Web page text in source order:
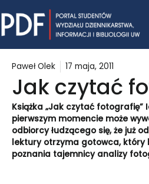
to
content
Paweł Olek 17 maja, 2011
Jak czytać
Książka „Jak czytać fotografię”
pierwszym momencie może
odbiorcy łudzącego się, że już
lektury otrzyma gotowca, który
poznania tajemnicy analizy